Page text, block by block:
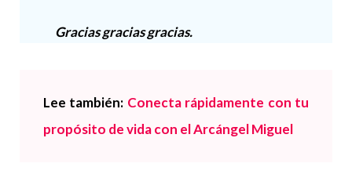
Gracias gracias gracias.
Lee también: Conecta rápidamente con tu
propósito de vida con el Arcángel Miguel